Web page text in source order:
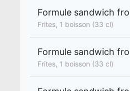
Formule sandwich
Frites, 1 boisson (33 cl)
Formule sandwich
Frites, 1 boisson (33 cl)